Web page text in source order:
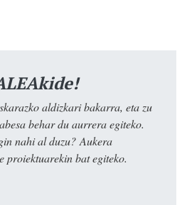
aldizkari bakarra, eta zu
behar du aurrera egiteko.
nahi al duzu? Aukera
proiektuarekin bat egiteko.